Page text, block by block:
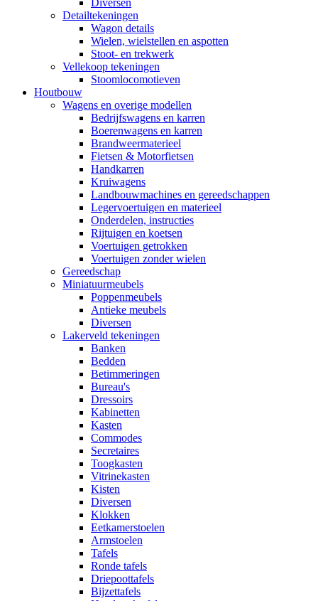
Diversen
Detailtekeningen
Wagon details
Wielen, wielstellen en aspotten
Stoot- en trekwerk
Vellekoop tekeningen
Stoomlocomotieven
Houtbouw
Wagens en overige modellen
Bedrijfswagens en karren
Boerenwagens en karren
Brandweermaterieel
Fietsen & Motorfietsen
Handkarren
Kruiwagens
Landbouwmachines en gereedschappen
Legervoertuigen en materieel
Onderdelen, instructies
Rijtuigen en koetsen
Voertuigen getrokken
Voertuigen zonder wielen
Gereedschap
Miniatuurmeubels
Poppenmeubels
Antieke meubels
Diversen
Lakerveld tekeningen
Banken
Bedden
Betimmeringen
Bureau's
Dressoirs
Kabinetten
Kasten
Commodes
Secretaires
Toogkasten
Vitrinekasten
Kisten
Diversen
Klokken
Eetkamerstoelen
Armstoelen
Tafels
Ronde tafels
Driepoottafels
Bijzettafels